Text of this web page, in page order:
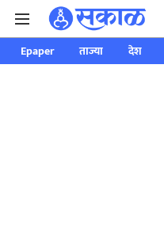
Epaper ताज्या देश